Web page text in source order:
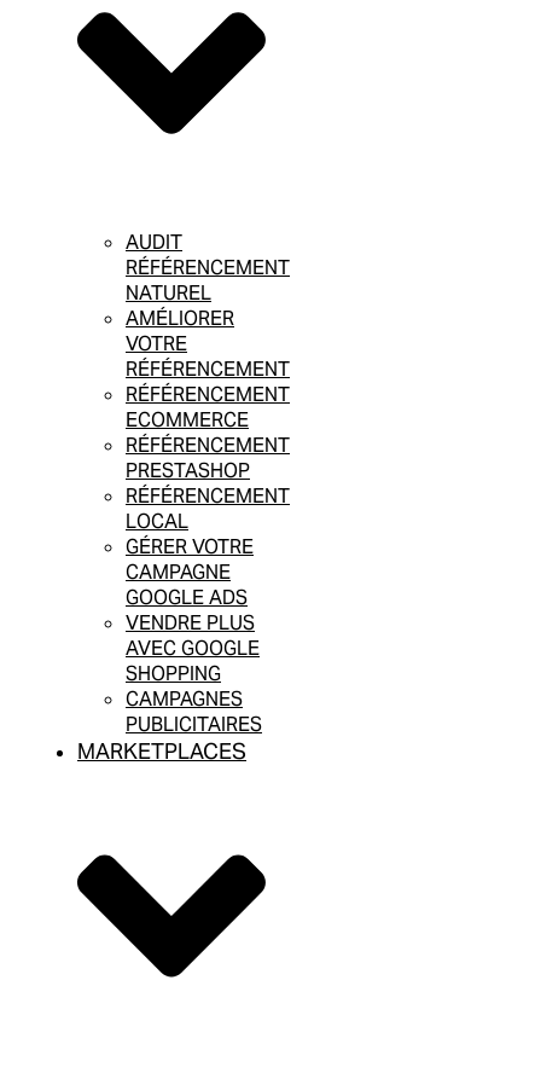
AUDIT
RÉFÉRENCEMENT
NATUREL
AMÉLIORER
VOTRE
RÉFÉRENCEMENT
RÉFÉRENCEMENT
ECOMMERCE
RÉFÉRENCEMENT
PRESTASHOP
RÉFÉRENCEMENT
LOCAL
GÉRER VOTRE
CAMPAGNE
GOOGLE ADS
VENDRE PLUS
AVEC GOOGLE
SHOPPING
CAMPAGNES
PUBLICITAIRES
MARKETPLACES